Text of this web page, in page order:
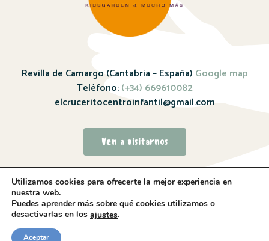
Revilla de Camargo (Cantabria – España) Google map
Teléfono:(+34) 669610082
elcruceritocentroinfantil@gmail.com
Ven a visitarnos
Utilizamos cookies para ofrecerte la mejor experiencia en
nuestra web.
Puedes aprender más sobre qué cookies utilizamos o
desactivarlas en los ajustes.
Aceptar